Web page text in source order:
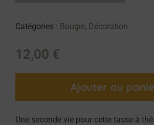
Catégories : Bougie, Décoration
12,00 €
Ajouter au
Une seconde vie pour cette tasse à